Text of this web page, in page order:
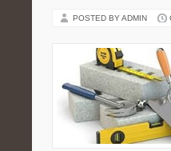
POSTED BY ADMIN